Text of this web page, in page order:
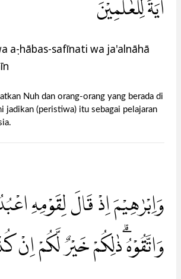
اٰيَةً لِّلْعٰلَمِيْنَ
aṣ-hābas-safīnati wa ja'alnāhā
Nuh dan orang-orang yang berada di
jadikan (peristiwa) itu sebagai pelajaran
وَاِبْرٰهِيْمَ اِذْ قَالَ لِقَوْمِهِ
وَاتَّقُوْهُ ۗذٰلِكُمْ خَيْرٌ لَّكُمْ اِنْ